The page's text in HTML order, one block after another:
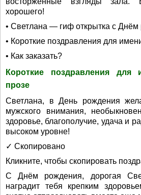
хорошего!
• Светлана — гиф открытка с Днём
• Короткие поздравления для
• Как заказать?
Короткие поздравления
прозе
Светлана, в День рождения
мужского внимания,
здоровье, благополучие, удача и
высоком уровне!
✓ Скопировано
Кликните, чтобы скопировать
С Днём рождения, дорогая
наградит тебя крепким